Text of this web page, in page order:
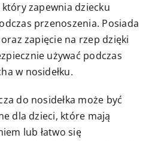
zapewnia dziecku
przenoszenia. Posiada
zapięcie na rzep dzięki
używać podczas
w nosidełku.
do nosidełka może być
dla dzieci, które mają
lub łatwo się